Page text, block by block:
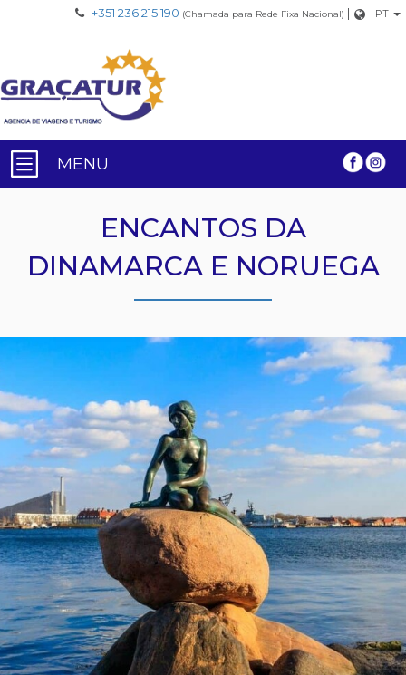
+351 236 215 190 (Chamada para Rede Fixa Nacional) | PT
MENU
ENCANTOS DA
DINAMARCA E NORUEGA